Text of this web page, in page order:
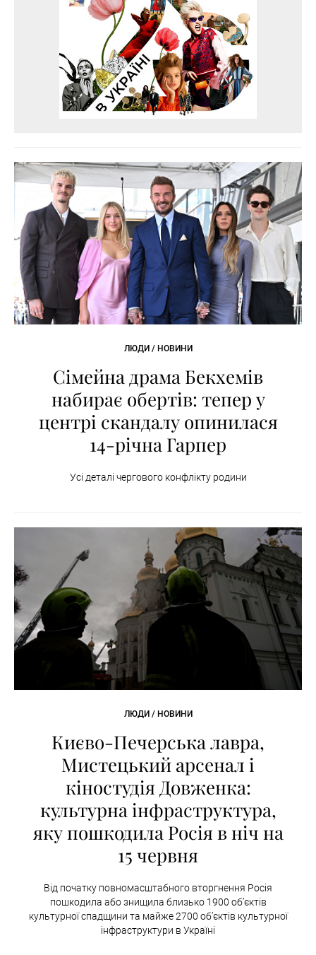
ЛЮДИ / НОВИНИ
Сімейна драма Бекхемів
набирає обертів: тепер у
центрі скандалу опинилася
14-річна Гарпер
Усі деталі чергового конфлікту родини
ЛЮДИ / НОВИНИ
Києво-Печерська лавра,
Мистецький арсенал і
кіностудія Довженка:
культурна інфраструктура,
яку пошкодила Росія в ніч на
15 червня
Від початку повномасштабного вторгнення Росія
пошкодила або знищила близько 1900 об’єктів
культурної спадщини та майже 2700 об’єктів культурної
інфраструктури в Україні